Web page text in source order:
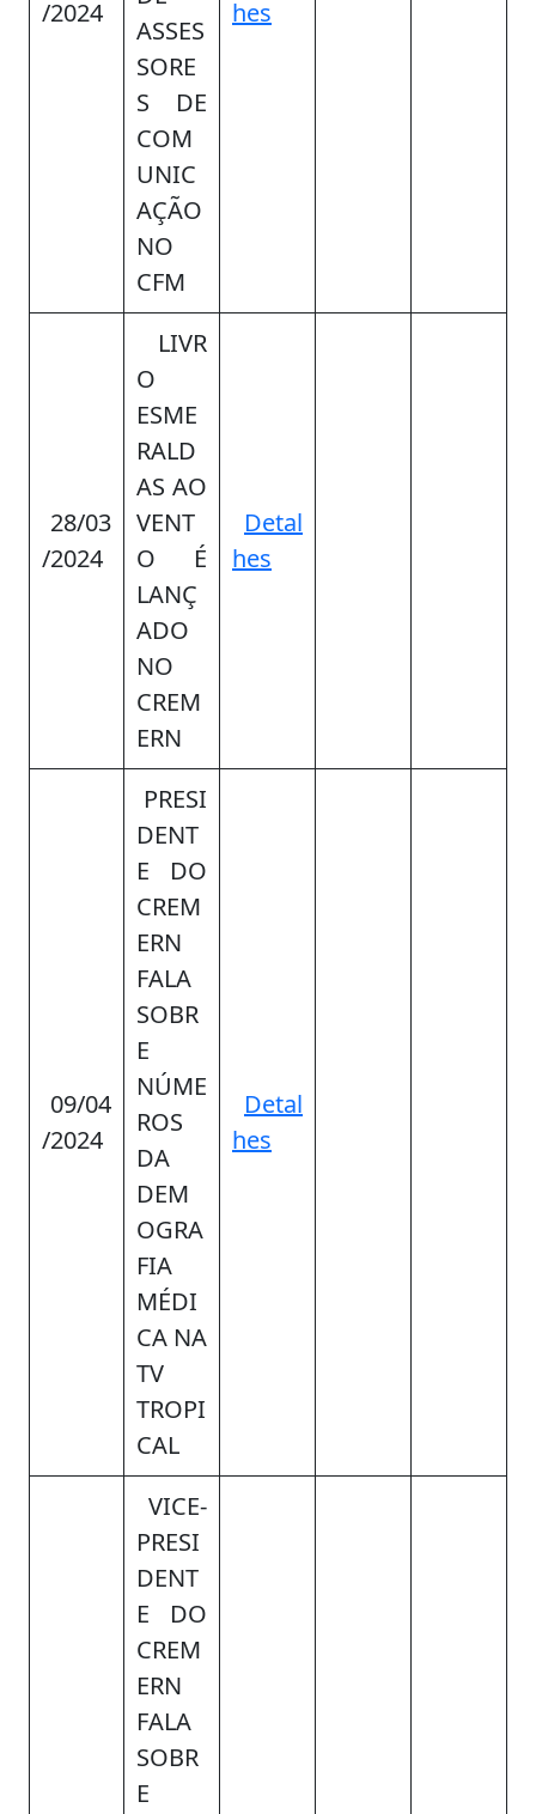
/2024
ASSES
SORE
S DE
COM
UNIC
AÇÃO
NO
CFM
hes
28/03
/2024
LIVR
O
ESME
RALD
AS AO
VENT
O É
LANÇ
ADO
NO
CREM
ERN
Detal
hes
09/04
/2024
PRESI
DENT
E DO
CREM
ERN
FALA
SOBR
E
NÚME
ROS
DA
DEM
OGRA
FIA
MÉDI
CA NA
TV
TROPI
CAL
Detal
hes
VICE-
PRESI
DENT
E DO
CREM
ERN
FALA
SOBR
E